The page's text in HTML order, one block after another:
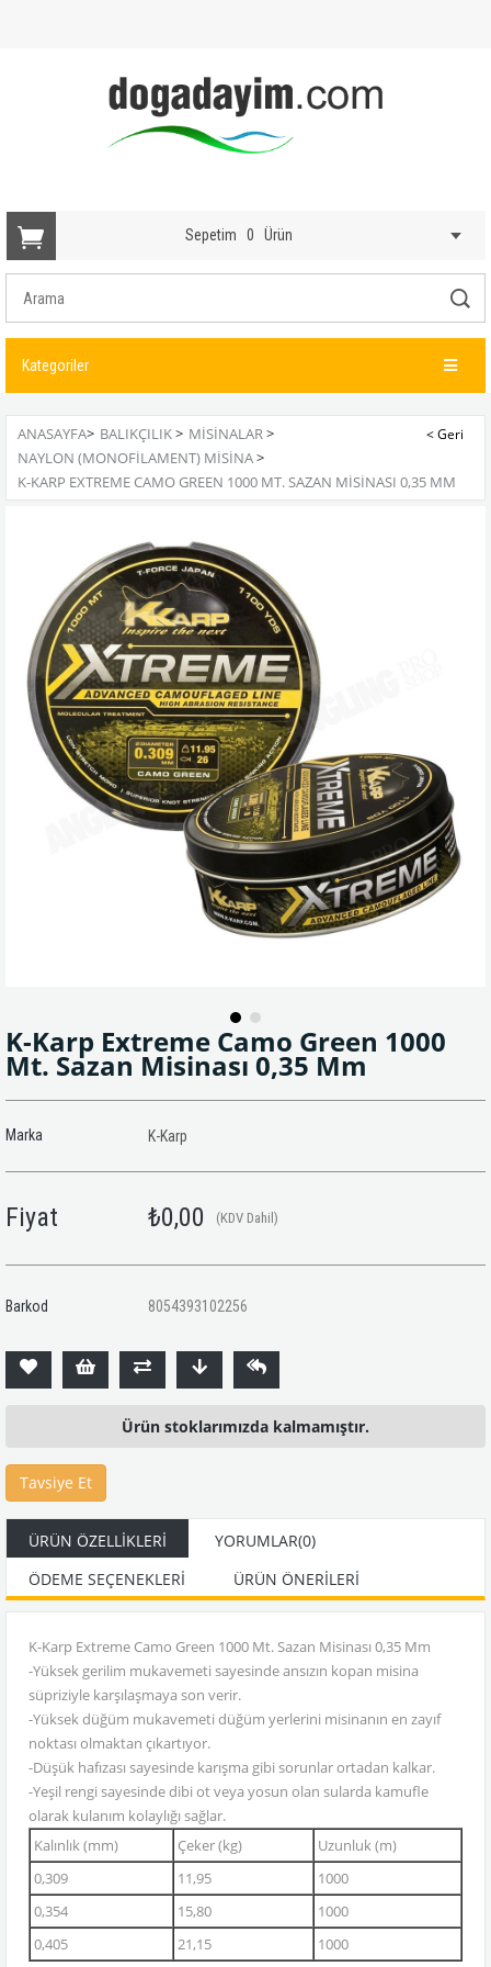
Sepetim 0 Ürün
Kategoriler
ANASAYFA> BALIKÇILIK> MISINALAR>
NAYLON (MONOFILAMENT) MISINA>
K-KARP EXTREME CAMO GREEN 1000 MT. SAZAN MISINASI 0,35 MM
K-Karp Extreme Camo Green 1000
Mt. Sazan Misinası 0,35 Mm
Marka K-Karp
Fiyat ₺0,00 (KDV Dahil)
Barkod 8054393102256
Ürün stoklarımızda kalmamıştır.
Tavsiye Et
ÜRÜN ÖZELLIKLERI YORUMLAR(0)
ÖDEME SEÇENEKLERI
ÜRÜN ÖNERILERI
K-Karp Extreme Camo Green 1000 Mt. Sazan Misinası 0,35 Mm
-Yüksek gerilim mukavemeti sayesinde ansızın kopan misina
süpriziyle karşılaşmaya son verir.
-Yüksek düğüm mukavemeti düğüm yerlerini misinanın en zayıf
noktası olmaktan çıkartıyor.
-Düşük hafızası sayesinde karışma gibi sorunlar ortadan kalkar.
-Yeşil rengi sayesinde dibi ot veya yosun olan sularda kamufle
olarak kulanım kolaylığı sağlar.
Kalınlık (mm)
Çeker (kg)
Uzunluk (m)
0,309
11,95
1000
0,354
15,80
1000
0,405
21,15 1000